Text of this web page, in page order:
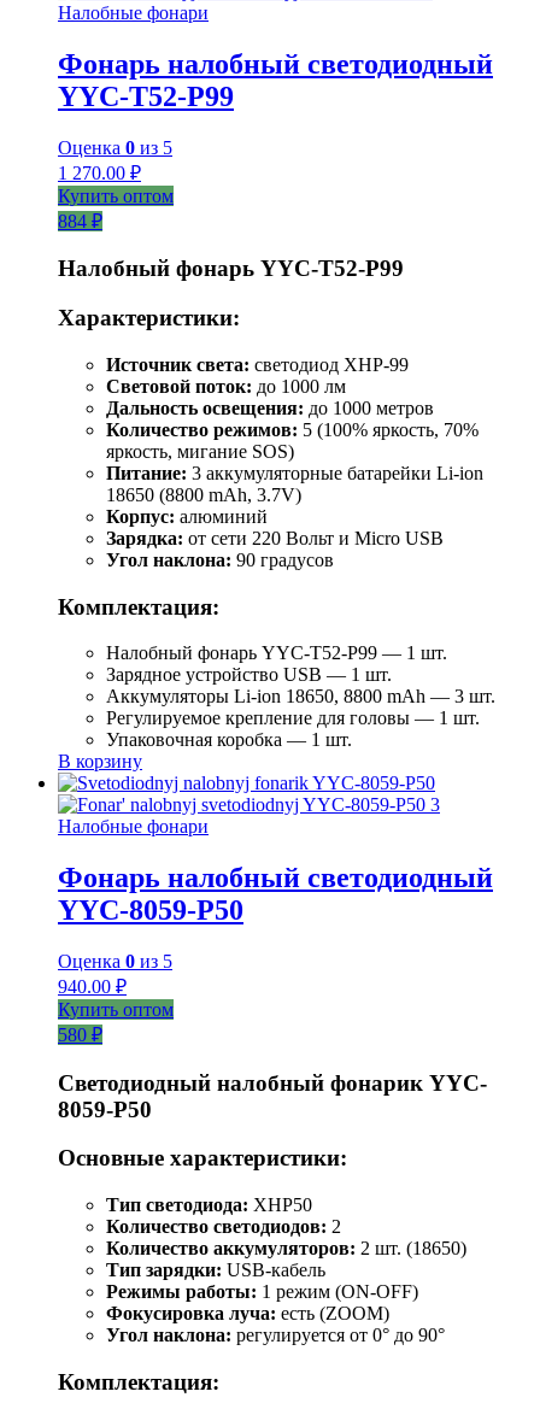
Налобные фонари
Фонарь налобный светодиодный
YYC-T52-P99
Оценка 0 из 5
1 270.00 ₽
Купить оптом
884 ₽
Налобный фонарь YYC-T52-P99
Характеристики:
Источник света: светодиод XHP-99
Световой поток: до 1000 лм
Дальность освещения: до 1000 метров
Количество режимов: 5 (100% яркость, 70%
яркость, мигание SOS)
Питание: 3 аккумуляторные батарейки Li-ion
18650 (8800 mAh, 3.7V)
Корпус: алюминий
Зарядка: от сети 220 Вольт и Micro USB
Угол наклона: 90 градусов
Комплектация:
Налобный фонарь YYC-T52-P99 — 1 шт.
Зарядное устройство USB — 1 шт.
Аккумуляторы Li-ion 18650, 8800 mAh — 3 шт.
Регулируемое крепление для головы — 1 шт.
Упаковочная коробка — 1 шт.
В корзину
Налобные фонари
Фонарь налобный светодиодный
YYC-8059-P50
Оценка 0 из 5
940.00 ₽
Купить оптом
580 ₽
Светодиодный налобный фонарик YYC-
8059-P50
Основные характеристики:
Тип светодиода: XHP50
Количество светодиодов: 2
Количество аккумуляторов: 2 шт. (18650)
Тип зарядки: USB-кабель
Режимы работы: 1 режим (ON-OFF)
Фокусировка луча: есть (ZOOM)
Угол наклона: регулируется от 0° до 90°
Комплектация: